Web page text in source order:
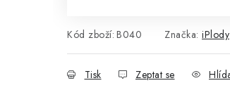
Kód zboží: B040 Značka: iPlody
Tisk Zeptat se